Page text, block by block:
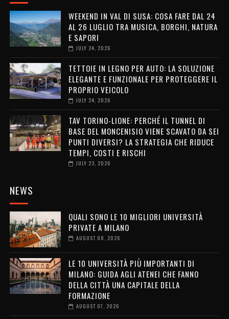
WEEKEND IN VAL DI SUSA: COSA FARE DAL 24
AL 26 LUGLIO TRA MUSICA, BORGHI, NATURA
E SAPORI
JULY 24, 2026
TETTOIE IN LEGNO PER AUTO: LA SOLUZIONE
ELEGANTE E FUNZIONALE PER PROTEGGERE IL
PROPRIO VEICOLO
JULY 24, 2026
TAV TORINO-LIONE: PERCHÉ IL TUNNEL DI
BASE DEL MONCENISIO VIENE SCAVATO DA SEI
PUNTI DIVERSI? LA STRATEGIA CHE RIDUCE
TEMPI, COSTI E RISCHI
JULY 23, 2026
NEWS
QUALI SONO LE 10 MIGLIORI UNIVERSITÀ
PRIVATE A MILANO
AUGUST 08, 2026
LE 10 UNIVERSITÀ PIÙ IMPORTANTI DI
MILANO: GUIDA AGLI ATENEI CHE FANNO
DELLA CITTÀ UNA CAPITALE DELLA
FORMAZIONE
AUGUST 07, 2026